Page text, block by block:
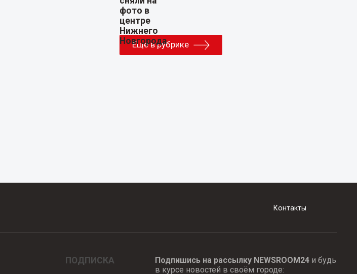
Еще в рубрике
Контакты
ПОДПИСКА Подпишись на рассылку NEWSROOM24и будь
в курсе новостей в своём городе: